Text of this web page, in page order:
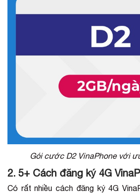
Gói cước D2 VinaPhone với
2. 5+ Cách đăng ký 4G
Có rất nhiều cách đăng ký 4G